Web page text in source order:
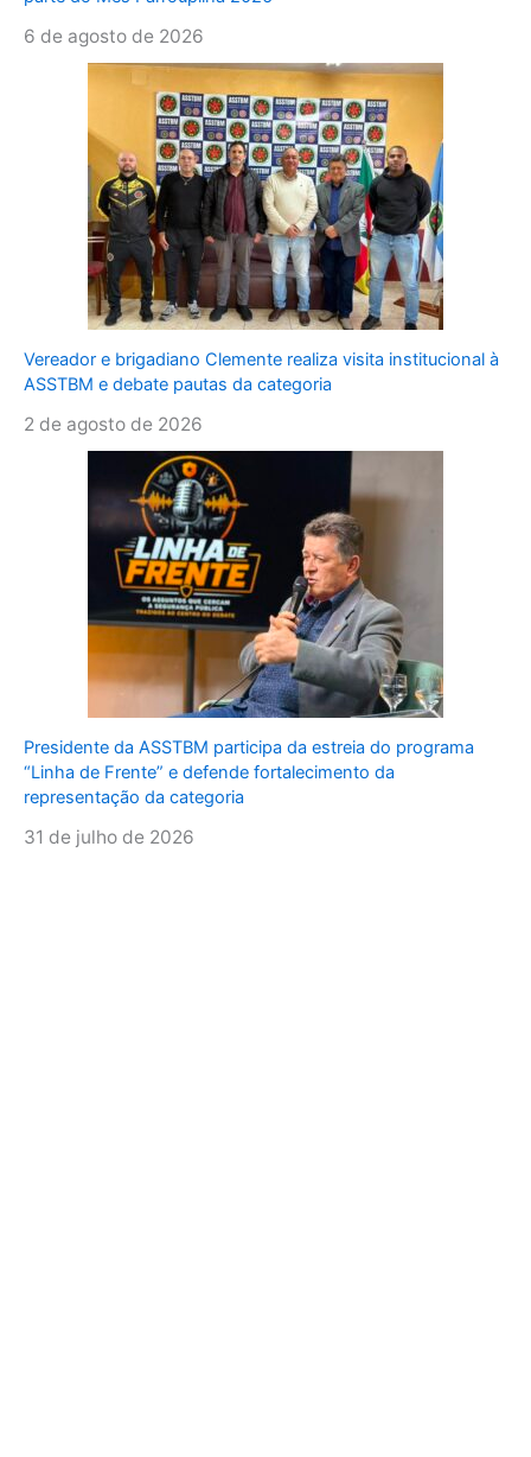
6 de agosto de 2026
Vereador e brigadiano Clemente realiza visita institucional à
ASSTBM e debate pautas da categoria
2 de agosto de 2026
Presidente da ASSTBM participa da estreia do programa
“Linha de Frente” e defende fortalecimento da
representação da categoria
31 de julho de 2026